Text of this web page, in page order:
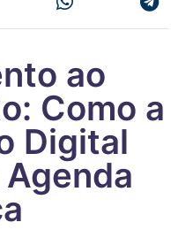
ao
Como a
Digital